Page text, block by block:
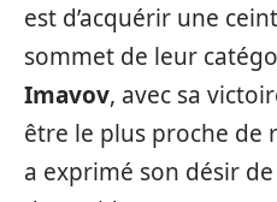
est d’acquérir une
sommet de leur
Imavov, avec sa
être le plus proche de
a exprimé son désir